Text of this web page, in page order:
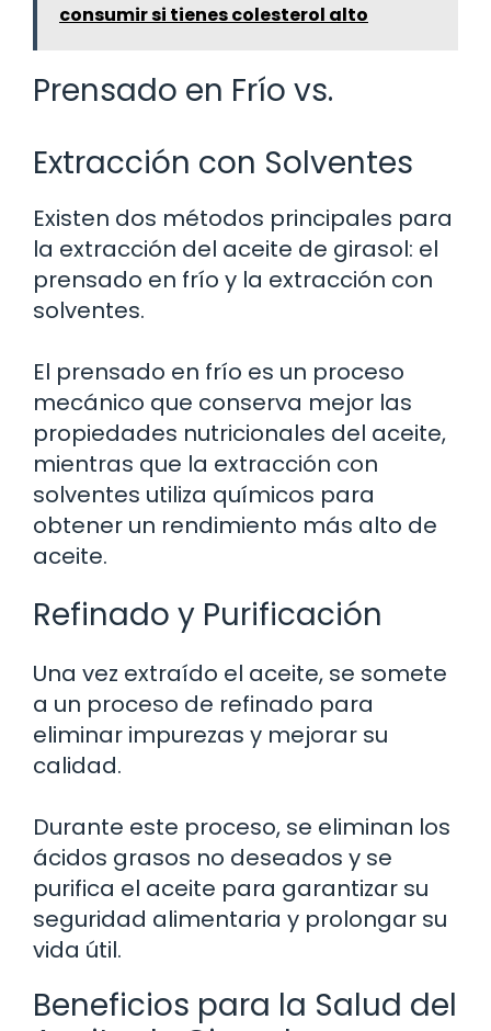
consumir si tienes colesterol alto
Prensado en Frío vs.
Extracción con Solventes
Existen dos métodos principales para
la extracción del aceite de girasol: el
prensado en frío y la extracción con
solventes.
El prensado en frío es un proceso
mecánico que conserva mejor las
propiedades nutricionales del aceite,
mientras que la extracción con
solventes utiliza químicos para
obtener un rendimiento más alto de
aceite.
Refinado y Purificación
Una vez extraído el aceite, se somete
a un proceso de refinado para
eliminar impurezas y mejorar su
calidad.
Durante este proceso, se eliminan los
ácidos grasos no deseados y se
purifica el aceite para garantizar su
seguridad alimentaria y prolongar su
vida útil.
Beneficios para la Salud del